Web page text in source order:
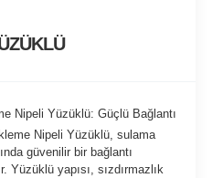
Nipeli Yüzüklü: Güçlü Bağlantı
Nipeli Yüzüklü, sulama
güvenilir bir bağlantı
Yüzüklü yapısı, sızdırmazlık